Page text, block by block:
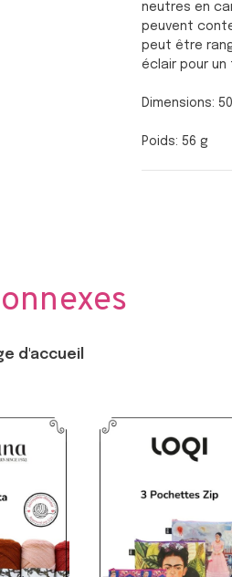
neutres en
peuvent
peut être
éclair pour
Dimensions:
Poids: 56 g
d'accueil